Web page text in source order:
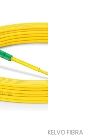
KELVO FIBRA